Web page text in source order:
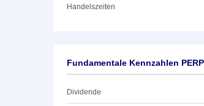
Handelszeiten
Fundamentale Kennzahlen
Dividende